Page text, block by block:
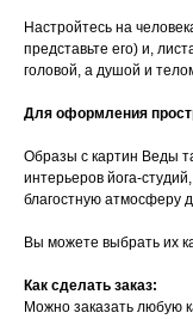
Настройтесь на
представьте его) и,
головой, а душой и
Для оформления
Образы с картин Веды
интерьеров йога-
благостную атмосферу
Вы можете выбрать их
Как сделать заказ:
Можно заказать любую